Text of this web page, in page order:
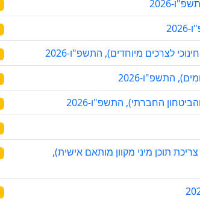
2026
לצרכים מיוחדים), התשפ"ו-2026
התשפ"ו-2026
החברתי), התשפ"ו-2026
תוכן מיני מקוון מותאם אישית),